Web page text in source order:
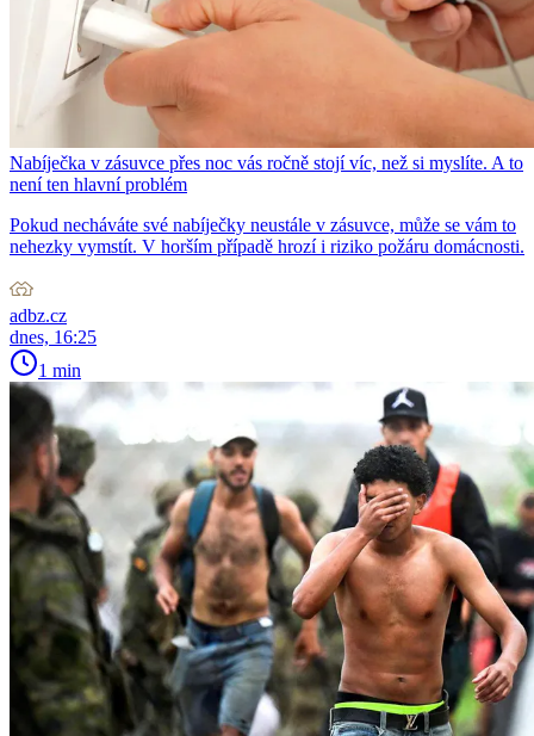
Nabíječka v zásuvce přes noc vás ročně stojí víc, než si myslíte. A to
není ten hlavní problém
Pokud necháváte své nabíječky neustále v zásuvce, může se vám to
nehezky vymstít. V horším případě hrozí i riziko požáru domácnosti.
adbz.cz
dnes, 16:25
1 min